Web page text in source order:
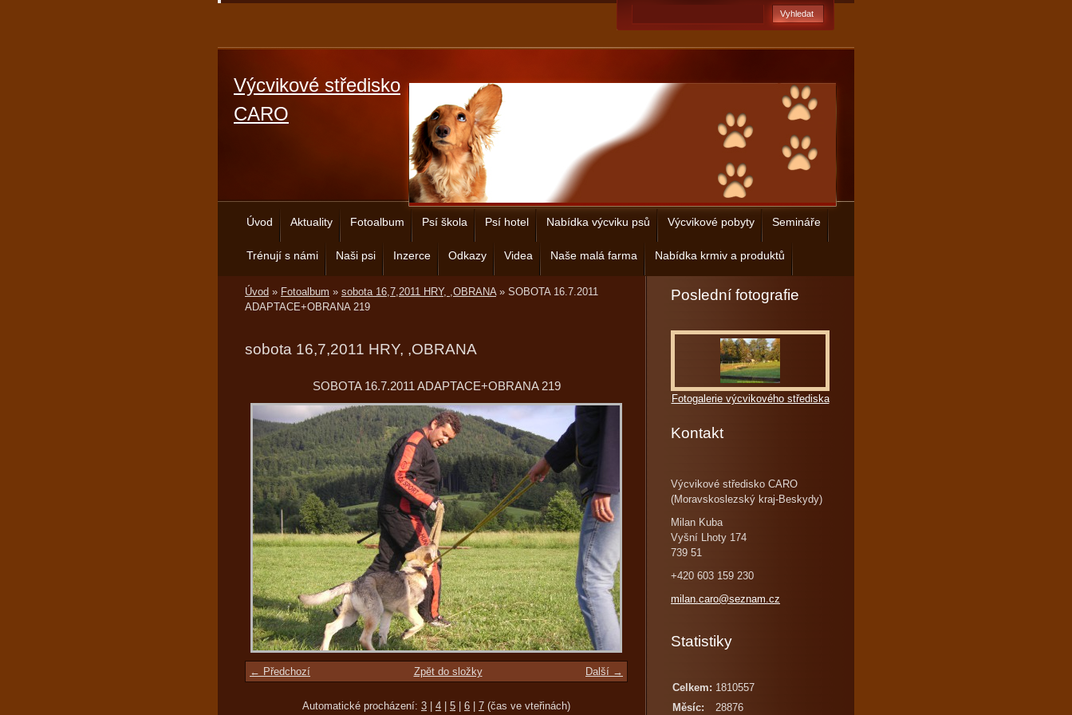
Výcvikové středisko
CARO
Úvod Aktuality Fotoalbum Psí škola Psí hotel Nabídka výcviku psů Výcvikové pobyty Semináře
Trénují s námi Naši psi Inzerce Odkazy Videa Naše malá farma Nabídka krmiv a produktů
Úvod » Fotoalbum » sobota 16,7,2011 HRY, ,OBRANA» SOBOTA 16.7.2011
ADAPTACE+OBRANA 219
sobota 16,7,2011 HRY, ,OBRANA
SOBOTA 16.7.2011 ADAPTACE+OBRANA 219
← Předchozí Další →
Zpět do složky
Automatické procházení: 3 4 5 6 7 (čas ve vteřinách)
Poslední fotografie
Fotogalerie výcvikového střediska
Kontakt
Výcvikové středisko CARO
(Moravskoslezský kraj-Beskydy)
Milan Kuba
Vyšní Lhoty 174
739 51
+420 603 159 230
milan.caro@seznam.cz
Statistiky
Celkem: 1810557
Měsíc:
28876